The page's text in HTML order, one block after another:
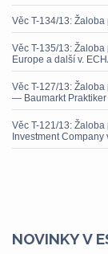
Věc T-134/13:
Věc T-135/13:
Europe a další v.
Věc T-127/13:
— Baumarkt Praktiker
Věc T-121/13:
Investment Company
NOVINKY V